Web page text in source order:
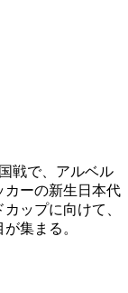
戦で、アルベル
カーの新生日本代
ップに向けて、
集まる。